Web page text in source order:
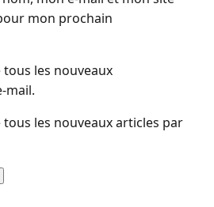
mon prochain
les nouveaux
mail.
tous les nouveaux articles par